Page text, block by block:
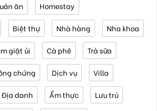
ăn Homestay
Biệt thự Nhà hàng Nha khoa
giặt ủi Cà phê Trà sữa
chứng Dịch vụ Villa
Địa danh Ẩm thực Lưu trú